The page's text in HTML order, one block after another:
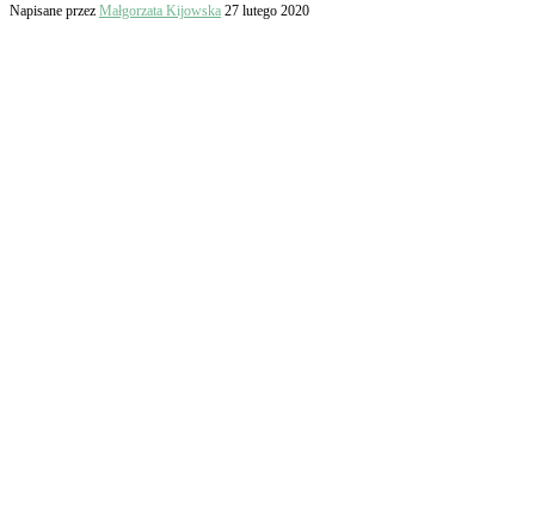
Napisane przez Małgorzata Kijowska 27 lutego 2020